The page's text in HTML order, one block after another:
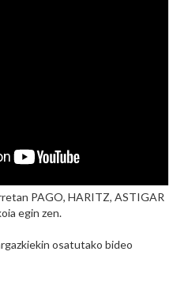
PAGO, HARITZ, ASTIGAR
egin zen.
osatutako bideo